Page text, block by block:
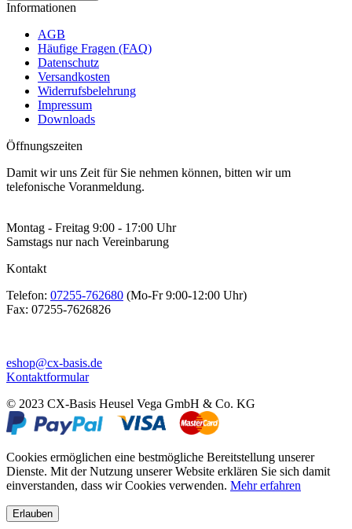
Informationen
AGB
Häufige Fragen (FAQ)
Datenschutz
Versandkosten
Widerrufsbelehrung
Impressum
Downloads
Öffnungszeiten
Damit wir uns Zeit für Sie nehmen können, bitten wir um
telefonische Voranmeldung.
Montag - Freitag 9:00 - 17:00 Uhr
Samstags nur nach Vereinbarung
Kontakt
Telefon: 07255-762680 (Mo-Fr 9:00-12:00 Uhr)
Fax: 07255-7626826
eshop@cx-basis.de
Kontaktformular
© 2023 CX-Basis Heusel Vega GmbH & Co. KG
Cookies ermöglichen eine bestmögliche Bereitstellung unserer
Dienste. Mit der Nutzung unserer Website erklären Sie sich damit
einverstanden, dass wir Cookies verwenden. Mehr erfahren
Erlauben